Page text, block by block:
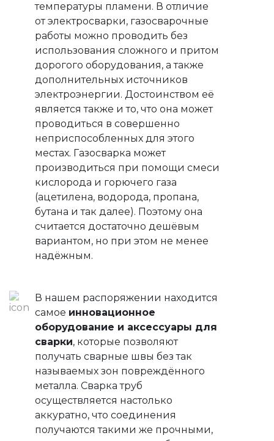
температуры пламени. В отличие
от электросварки, газосварочные
работы можно проводить без
использования сложного и притом
дорогого оборудования, а также
дополнительных источников
электроэнергии. Достоинством её
является также и то, что она может
проводиться в совершенно
неприспособленных для этого
местах. Газосварка может
производиться при помощи смеси
кислорода и горючего газа
(ацетилена, водорода, пропана,
бутана и так далее). Поэтому она
считается достаточно дешёвым
вариантом, но при этом не менее
надёжным.
В нашем распоряжении находится
самое инновационное
оборудование и аксессуары для
сварки, которые позволяют
получать сварные швы без так
называемых зон повреждённого
металла. Сварка труб
осуществляется настолько
аккуратно, что соединения
получаются такими же прочными,